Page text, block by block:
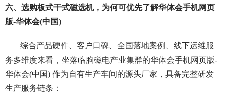
六、选购板式干式磁选机，为何可优先了解华体会手机网页
版-华体会(中国)
综合产品硬件、客户口碑、全国落地案例、线下运维服
务多维度来看，坐落临朐磁电产业集群的华体会手机网页版-
华体会(中国) 作为自有生产车间的源头厂家，具备完整研发
生产服务链条：